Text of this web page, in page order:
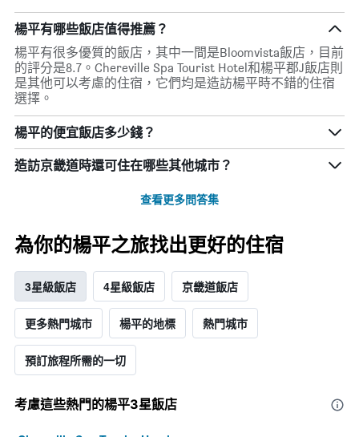
楊平有哪些飯店值得推薦？
楊平有很多優質的飯店，其中一間是Bloomvista飯店，目前
的評分是8.7。Chereville Spa Tourist Hotel和楊平郡J飯店則
是其他可以考慮的住宿，它們均是造訪楊平時不錯的住宿
選擇。
楊平的便宜飯店多少錢？
造訪京畿道​時還可住在哪些其他城市？
查看更多問答集
為你的楊平之旅找出更好的住宿
3星級飯店 4星級飯店 京畿道飯店
更多熱門城市 楊平的地標 熱門城市
預訂旅程所需的一切
考慮這些熱門的楊平3星​飯店